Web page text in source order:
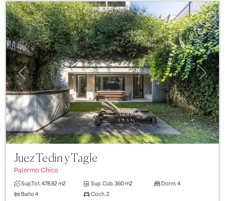
Previous Next
Juez Tedin y Tagle
Palermo Chico
Sup.Tot.478.82 m2 Sup. Cub. 360 m2 Dorm. 4
Baño 4 Coch. 2